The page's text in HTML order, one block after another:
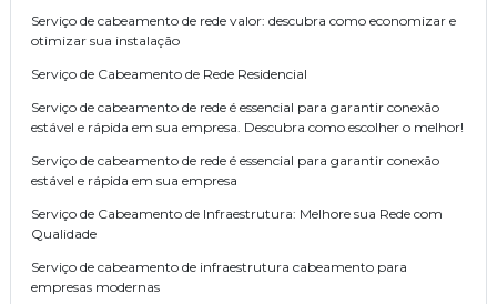
Serviço de cabeamento de rede valor: descubra como economizar e
otimizar sua instalação
Serviço de Cabeamento de Rede Residencial
Serviço de cabeamento de rede é essencial para garantir conexão
estável e rápida em sua empresa. Descubra como escolher o melhor!
Serviço de cabeamento de rede é essencial para garantir conexão
estável e rápida em sua empresa
Serviço de Cabeamento de Infraestrutura: Melhore sua Rede com
Qualidade
Serviço de cabeamento de infraestrutura cabeamento para
empresas modernas